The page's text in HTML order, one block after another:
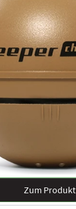
Zum Produkt